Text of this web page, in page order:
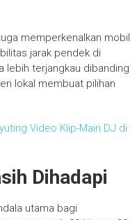
memperkenalkan mobil
jarak pendek di
lebih terjangkau dibanding
lokal membuat pilihan
Video Klip-Main DJ di
Dihadapi
utama bagi